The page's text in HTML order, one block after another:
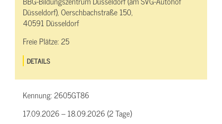
Düsseldorf), Oerschbachstraße 150,
40591 Düsseldorf
Freie Plätze:25
DETAILS
Kennung:2605GT86
17.09.2026 – 18.09.2026 (2 Tage)